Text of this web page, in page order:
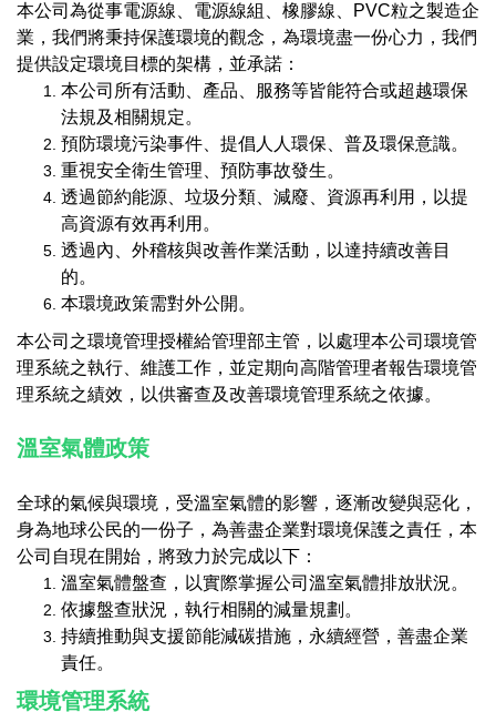
本公司為從事電源線、電源線組、橡膠線、PVC粒之製造企
業，我們將秉持保護環境的觀念，為環境盡一份心力，我們
提供設定環境目標的架構，並承諾：
本公司所有活動、產品、服務等皆能符合或超越環保
法規及相關規定。
預防環境污染事件、提倡人人環保、普及環保意識。
重視安全衛生管理、預防事故發生。
透過節約能源、垃圾分類、減廢、資源再利用，以提
高資源有效再利用。
透過內、外稽核與改善作業活動，以達持續改善目
的。
本環境政策需對外公開。
本公司之環境管理授權給管理部主管，以處理本公司環境管
理系統之執行、維護工作，並定期向高階管理者報告環境管
理系統之績效，以供審查及改善環境管理系統之依據。
溫室氣體政策
全球的氣候與環境，受溫室氣體的影響，逐漸改變與惡化，
身為地球公民的一份子，為善盡企業對環境保護之責任，本
公司自現在開始，將致力於完成以下：
溫室氣體盤查，以實際掌握公司溫室氣體排放狀況。
依據盤查狀況，執行相關的減量規劃。
持續推動與支援節能減碳措施，永續經營，善盡企業
責任。
環境管理系統